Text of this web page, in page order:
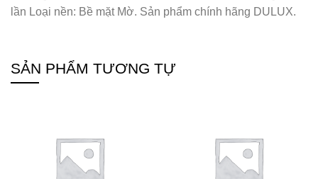
lần Loại nền: Bề mặt Mờ. Sản phẩm chính hãng DULUX.
SẢN PHẨM TƯƠNG TỰ